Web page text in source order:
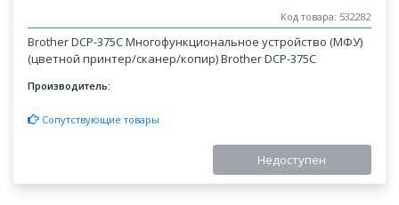
Код товара: 532282
Brother DCP-375C Многофункциональное устройство (МФУ)
(цветной принтер/сканер/копир) Brother DCP-375C
Производитель:
Сопутствующие товары
Недоступен